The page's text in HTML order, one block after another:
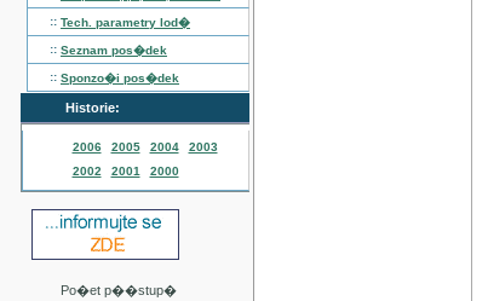
:: Tech. parametry lod�
:: Seznam pos�dek
:: Sponzo�i pos�dek
Historie:
2006 2005 2004
2003
2002
2001 2000
Po�et p��stup�